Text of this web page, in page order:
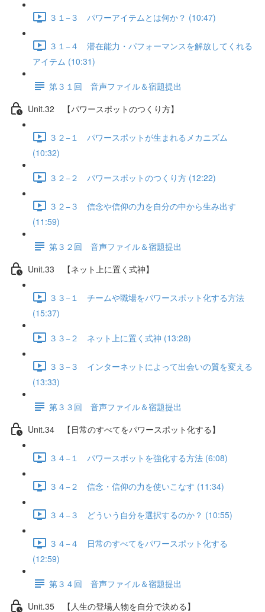
３１−３ パワーアイテムとは何か？ (10:47)
３１−４ 潜在能力・パフォーマンスを解放してくれる
アイテム (10:31)
第３１回 音声ファイル＆宿題提出
Unit.32 【パワースポットのつくり方】
３２−１ パワースポットが生まれるメカニズム
(10:32)
３２−２ パワースポットのつくり方 (12:22)
３２−３ 信念や信仰の力を自分の中から生み出す
(11:59)
第３２回 音声ファイル＆宿題提出
Unit.33 【ネット上に置く式神】
３３−１ チームや職場をパワースポット化する方法
(15:37)
３３−２ ネット上に置く式神 (13:28)
３３−３ インターネットによって出会いの質を変える
(13:33)
第３３回 音声ファイル＆宿題提出
Unit.34 【日常のすべてをパワースポット化する】
３４−１ パワースポットを強化する方法 (6:08)
３４−２ 信念・信仰の力を使いこなす (11:34)
３４−３ どういう自分を選択するのか？ (10:55)
３４−４ 日常のすべてをパワースポット化する
(12:59)
第３４回 音声ファイル＆宿題提出
Unit.35 【人生の登場人物を自分で決める】